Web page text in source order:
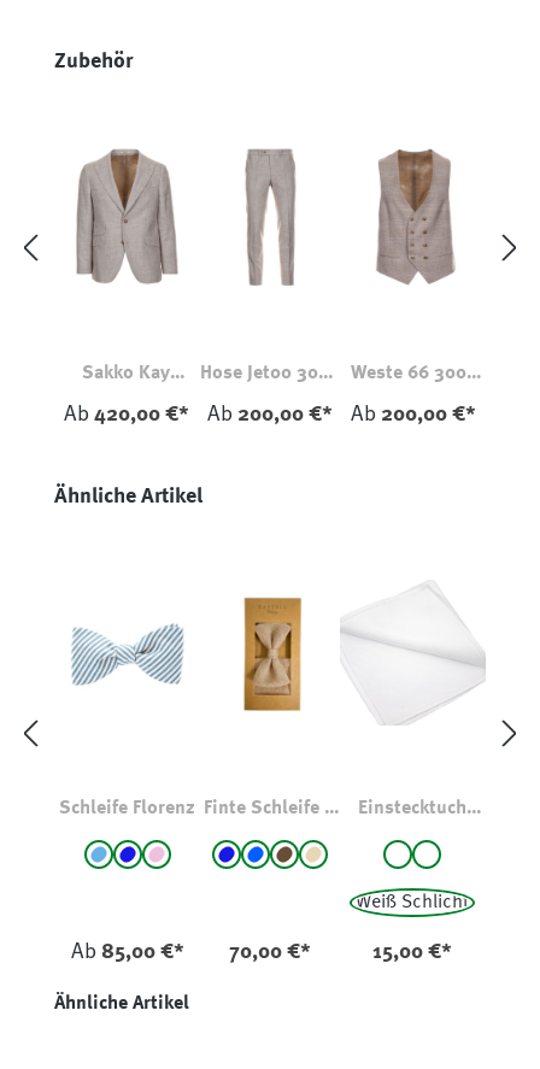
Produktgalerie überspringen
Zubehör
Sakko Kay
26250 3004
Natur
Ab 420,00 €*
Hose Jet00 3004
Ab 200,00 €*
Weste 66 3005
Ab 200,00 €*
Produktgalerie überspringen
Ähnliche Artikel
Schleife Florenz
Farbeauswählen
hellblau - gestreift
Blaurosa
Ab 85,00 €*
Finte Schleife &
Einstecktuch
Set
Farbeauswählen
Blaublau - gemustert
braunbeige
70,00 €*
Einstecktuch
weiß
Farbe auswählen
weiß - gestreift
Weiß
Weiß Schlicht
15,00 €*
Produktgalerie überspringen
Ähnliche Artikel